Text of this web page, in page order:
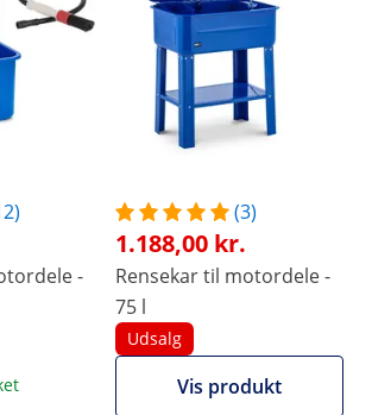
-
(3)
1.188,00 kr.
Rensekar til motordele -
75 l
Udsalg
Vis produkt